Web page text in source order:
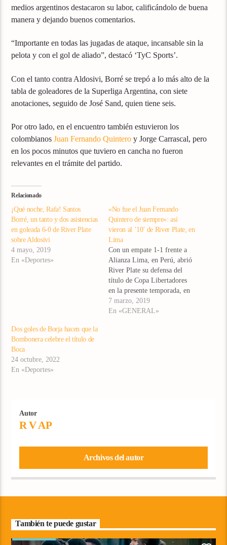
medios argentinos destacaron su labor, calificándolo de buena
manera y dejando buenos comentarios.
“Importante en todas las jugadas de ataque, incansable sin la
pelota y con el gol de aliado”, destacó ‘TyC Sports’.
Con el tanto contra Aldosivi, Borré se trepó a lo más alto de la
tabla de goleadores de la Superliga Argentina, con siete
anotaciones, seguido de José Sand, quien tiene seis.
Por otro lado, en el encuentro también estuvieron los
colombianosJuan Fernando Quintero y Jorge Carrascal, pero
en los pocos minutos que tuviero en cancha no fueron
relevantes en el trámite del partido.
Relacionado
¡Qué noche, Rafa! Santos
Borré, un tanto y dos asistencias
en goleada 6-0 de River Plate
sobre Aldosivi
4 mayo, 2019
En «Deportes»
«No fue el Juan Fernando
Quintero de siempre»: así
vieron al ’10’ de River Plate, en
Lima
Con un empate 1-1 frente a
Alianza Lima, en Perú, abrió
River Plate su defensa del
título de Copa Libertadores
en la presente temporada, en
la noche de este miércoles.
Tanto el volante de creación,
7 marzo, 2019
En «GENERAL»
Dos goles de Borja hacen que la
Bombonera celebre el título de
Boca
24 octubre, 2022
En «Deportes»
Autor
R V AP
Archivos del autor
También te puede gustar